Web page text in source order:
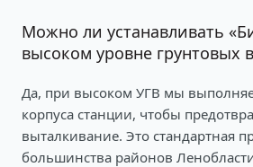
Можно ли устанавливать
высоком уровне грунтовых
Да, при высоком УГВ мы
корпуса станции, чтобы
выталкивание. Это стандартная
большинства районов